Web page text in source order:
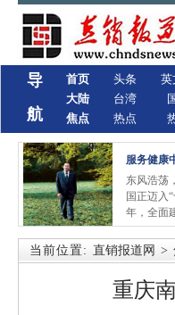
导
航
首页
大陆
焦点
头条
台湾
热点
英
服务健
东风浩荡
国正迈入
年，全面
当前位置: 直销报道网 >
重庆